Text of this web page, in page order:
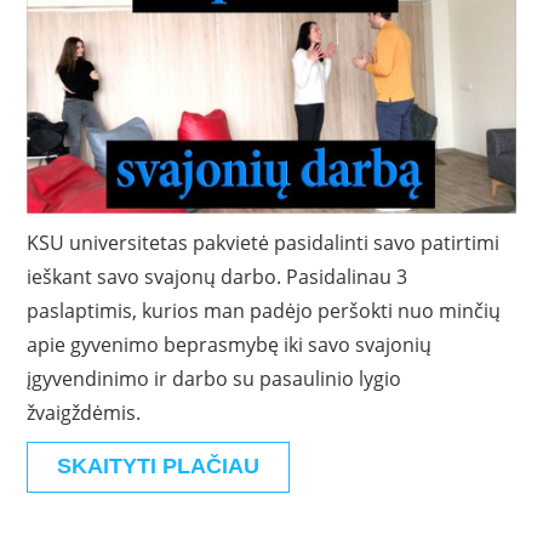
KSU universitetas pakvietė pasidalinti savo patirtimi
ieškant savo svajonų darbo. Pasidalinau 3
paslaptimis, kurios man padėjo peršokti nuo minčių
apie gyvenimo beprasmybę iki savo svajonių
įgyvendinimo ir darbo su pasaulinio lygio
žvaigždėmis.
SKAITYTI PLAČIAU